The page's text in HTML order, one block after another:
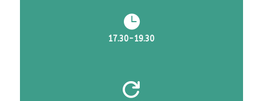

17.30-19.30
